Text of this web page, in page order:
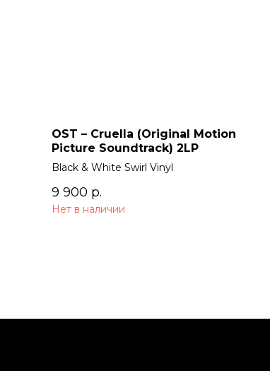
OST – Cruella (Original Motion
Picture Soundtrack) 2LP
Black & White Swirl Vinyl
9 900 р.
Нет в наличии